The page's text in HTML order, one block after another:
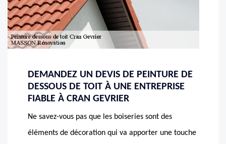
DEMANDEZ UN DEVIS DE PEINTURE DE
DESSOUS DE TOIT À UNE ENTREPRISE
FIABLE À CRAN GEVRIER
Ne savez-vous pas que les boiseries sont des
éléments de décoration qui va apporter une touche